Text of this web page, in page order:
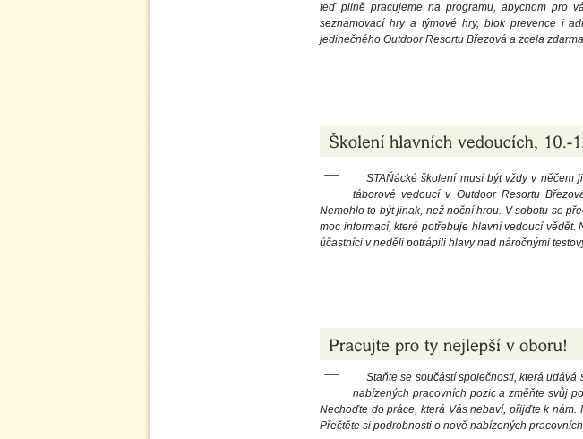
teď pilně pracujeme na programu, abychom pro
seznamovací hry a týmové hry, blok prevence i
jedinečného Outdoor Resortu Březová a zcela
STAŇácké školení musí být vždy v něčem
táborové vedoucí v Outdoor Resortu
Nemohlo to být jinak, než noční hrou. V sobotu se
moc informací, které potřebuje hlavní vedoucí
účastníci v neděli potrápili hlavy nad náročnými
Staňte se součástí společnosti, která
nabízených pracovních pozic a změňte svůj
Nechoďte do práce, která Vás nebaví, přijďte k
Přečtěte si podrobnosti o nově nabízených